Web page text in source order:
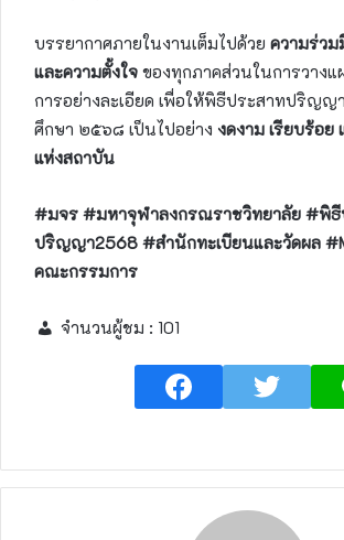
บรรยากาศภายในงานเต็มไปด้วย ความร่ว
และความตั้งใจ ของทุกภาคส่วนในการวางแ
การอย่างละเอียด เพื่อให้พิธีประสาทปริญญ
ศึกษา ๒๕๖๘ เป็นไปอย่าง งดงาม เรียบร้อย
แห่งสถาบัน
#มจร #มหาจุฬาลงกรณราชวิทยาลัย #พิธี
ปริญญา2568 #สำนักทะเบียนและวัดผล
คณะกรรมการ
จำนวนผู้ชม : 101